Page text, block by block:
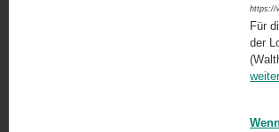
https://
Für
der